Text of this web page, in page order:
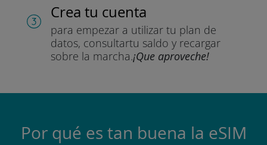
Crea tu cuenta
para empezar a utilizar tu plan de
datos, consultartu saldo y recargar
sobre la marcha.¡Que aproveche!
Por qué es tan buena la eSIM